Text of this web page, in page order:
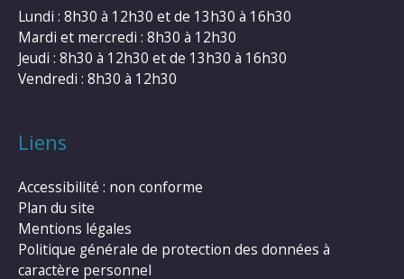
Lundi : 8h30 à 12h30 et de 13h30 à 16h30
Mardi et mercredi : 8h30 à 12h30
Jeudi : 8h30 à 12h30 et de 13h30 à 16h30
Vendredi : 8h30 à 12h30
Liens
Accessibilité : non conforme
Plan du site
Mentions légales
Politique générale de protection des données à
caractère personnel